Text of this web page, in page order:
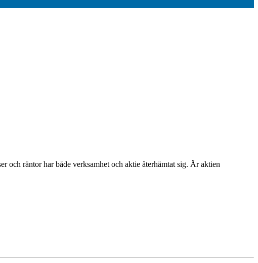
och räntor har både verksamhet och aktie återhämtat sig. Är aktien